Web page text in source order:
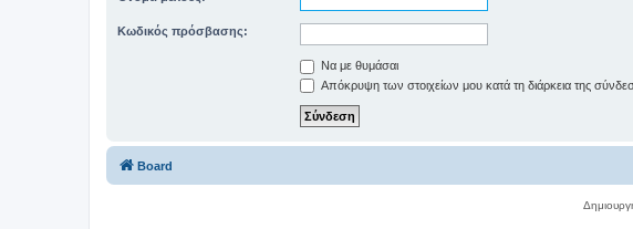
Κωδικός πρόσβασης:
Να με θυμάσαι
Απόκρυψη των στοιχείων μου κατά τη διάρκεια της
Board